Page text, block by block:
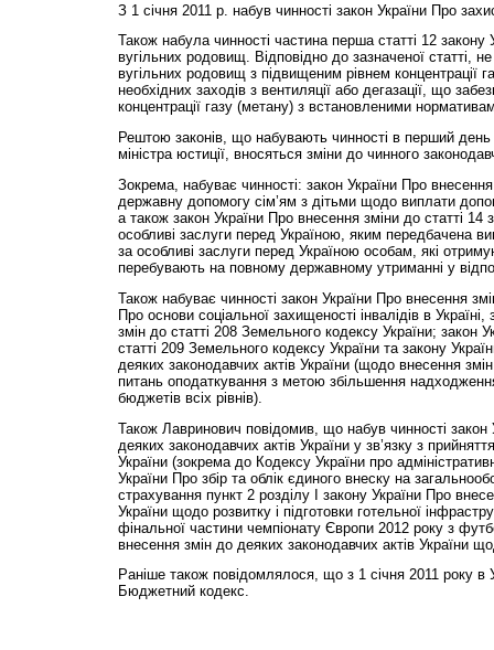
З 1 січня 2011 р. набув чинності закон України Про
Також набула чинності частина перша статті 12 закону
вугільних родовищ. Відповідно до зазначеної статті,
вугільних родовищ з підвищеним рівнем концентрації
необхідних заходів з вентиляції або дегазації, що
концентрації газу (метану) з встановленими
Рештою законів, що набувають чинності в перший
міністра юстиції, вносяться зміни до чинного
Зокрема, набуває чинності: закон України Про
державну допомогу сім’ям з дітьми щодо виплати
а також закон України Про внесення зміни до статті 14
особливі заслуги перед Україною, яким передбачена
за особливі заслуги перед Україною особам, які
перебувають на повному державному утриманні у
Також набуває чинності закон України Про внесення
Про основи соціальної захищеності інвалідів в
змін до статті 208 Земельного кодексу України; закон
статті 209 Земельного кодексу України та закону
деяких законодавчих актів України (щодо внесення
питань оподаткування з метою збільшення
бюджетів всіх рівнів).
Також Лавринович повідомив, що набув чинності закон
деяких законодавчих актів України у зв’язку з
України (зокрема до Кодексу України про
України Про збір та облік єдиного внеску на
страхування пункт 2 розділу I закону України Про
України щодо розвитку і підготовки готельної
фінальної частини чемпіонату Європи 2012 року з
внесення змін до деяких законодавчих актів України
Раніше також повідомлялося, що з 1 січня 2011 року в
Бюджетний кодекс.